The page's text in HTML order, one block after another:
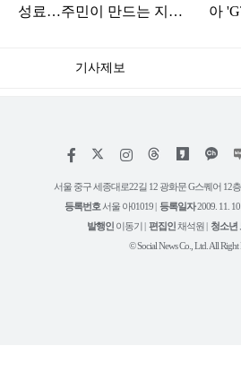
성료…주민이 만드는 지역
아
기사제보
페
스
북
인
타
그
램
서울 중구 세종대로22길 12 광화문 G스퀘어 12
등록번호 서울 아01019 | 등록일자2009. 11. 10
발행인 이동기 | 편집인채석원 | 청소년
© Social News Co., Ltd. All Right